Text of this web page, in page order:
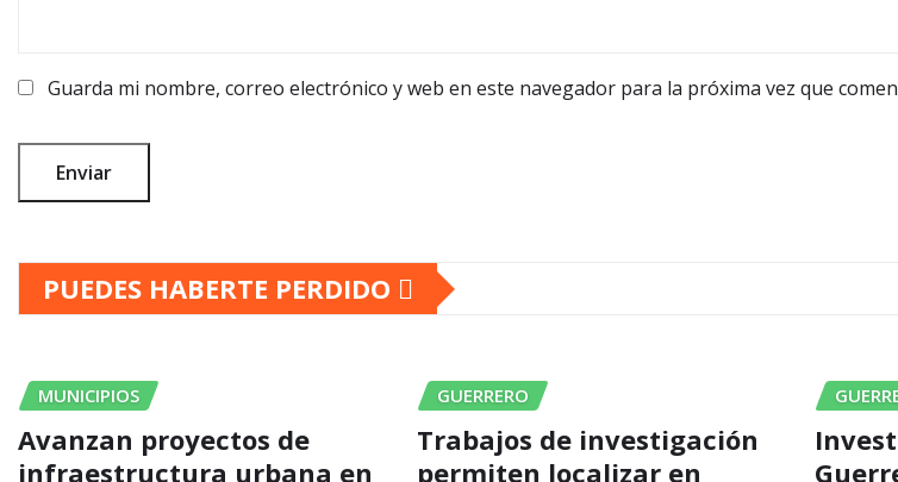
Guarda mi nombre, correo electrónico y web en este navegador para la próxima vez que
PUEDES HABERTE PERDIDO
MUNICIPIOS
Avanzan proyectos de
infraestructura urbana en
GUERRERO
Trabajos de investigación
permiten localizar en